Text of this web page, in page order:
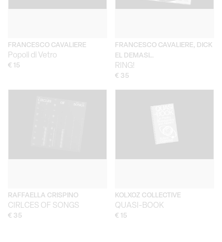
FRANCESCO CAVALIERE
Popoli di Vetro
€ 15
FRANCESCO CAVALIERE, DICK
EL DEMASI…
RING!
€ 35
RAFFAELLA CRISPINO
CIRLCES OF SONGS
€ 35
KOLXOZ COLLECTIVE
QUASI-BOOK
€ 15